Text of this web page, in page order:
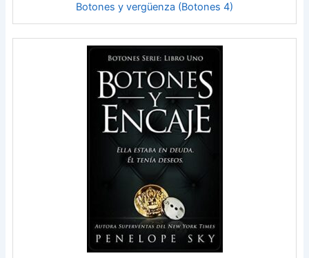
Botones y vergüenza (Botones 4)